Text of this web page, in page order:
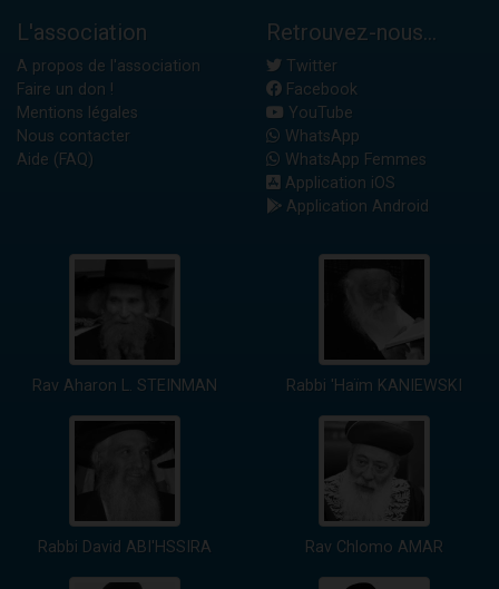
L'association
A propos de l'association
Faire un don !
Mentions légales
Nous contacter
Aide (FAQ)
Retrouvez-nous...
Twitter
Facebook
YouTube
WhatsApp
WhatsApp Femmes
Application iOS
Application Android
Rav Aharon L. STEINMAN Rabbi 'Haïm KANIEWSKI
Rabbi David ABI'HSSIRA Rav Chlomo AMAR